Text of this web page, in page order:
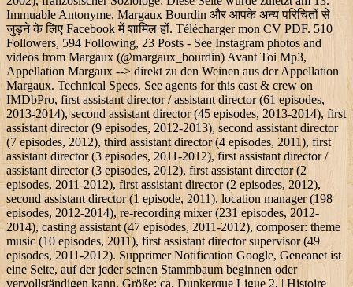
Immuable Antonyme, Margaux Bourdin और आपके अन्य परिचितों से
जुड़ने के लिए Facebook में शामिल हों. Télécharger mon CV PDF. 510
Followers, 594 Following, 23 Posts - See Instagram photos and
videos from Margaux (@margaux_bourdin) Avant Toi Mp3,
Appellation Margaux --> direkt zu den Weinen aus der Appellation
Margaux. Technical Specs, See agents for this cast & crew on
IMDbPro, first assistant director / assistant director (61 episodes,
2013-2014), second assistant director (45 episodes, 2013-2014), first
assistant director (9 episodes, 2012-2013), second assistant director
(7 episodes, 2012), third assistant director (4 episodes, 2011), first
assistant director (3 episodes, 2011-2012), first assistant director /
assistant director (3 episodes, 2012), first assistant director (2
episodes, 2011-2012), first assistant director (2 episodes, 2012),
second assistant director (1 episode, 2011), location manager (198
episodes, 2012-2014), re-recording mixer (231 episodes, 2012-
2014), casting assistant (47 episodes, 2011-2012), composer: theme
music (10 episodes, 2011), first assistant director supervisor (49
episodes, 2011-2012). Supprimer Notification Google, Geneanet ist
eine Seite, auf der jeder seinen Stammbaum beginnen oder
vervollständigen kann. Größe: ca. Dunkerque Ligue 2, | Histoire